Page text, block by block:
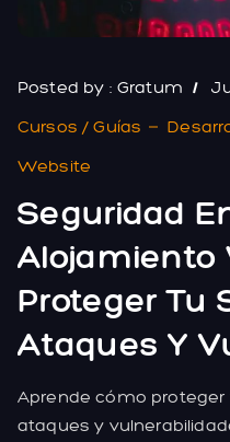
Posted by : Gratum
Cursos / Guías
Website
Seguridad
Alojamiento
Proteger Tu
Ataques Y
Aprende cómo
ataques y